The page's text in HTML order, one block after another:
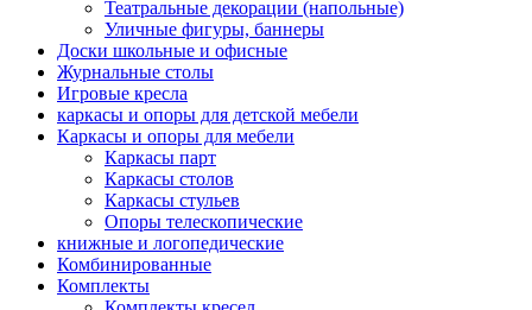
Театральные декорации (напольные)
Уличные фигуры, баннеры
Доски школьные и офисные
Журнальные столы
Игровые кресла
каркасы и опоры для детской мебели
Каркасы и опоры для мебели
Каркасы парт
Каркасы столов
Каркасы стульев
Опоры телескопические
книжные и логопедические
Комбинированные
Комплекты